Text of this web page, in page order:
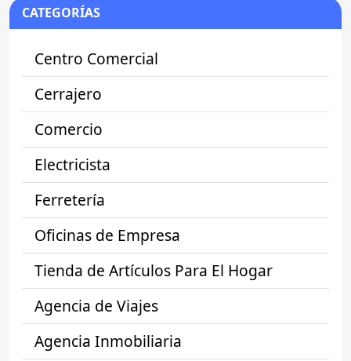
CATEGORÍAS
Centro Comercial
Cerrajero
Comercio
Electricista
Ferretería
Oficinas de Empresa
Tienda de Artículos Para El Hogar
Agencia de Viajes
Agencia Inmobiliaria